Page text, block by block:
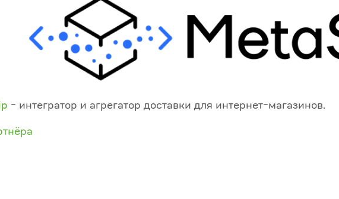
- интегратор и агрегатор доставки для интернет-магазинов.